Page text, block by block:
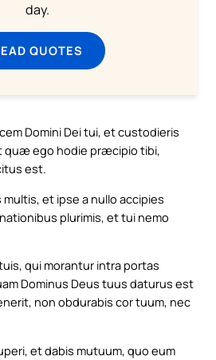
day.
QUOTES
Domini Dei tui, et custodieris
quæ ego hodie præcipio tibi,
est.
et ipse a nullo accipies
plurimis, et tui nemo
qui morantur intra portas
Dominus Deus tuus daturus est
non obdurabis cor tuum, nec
et dabis mutuum, quo eum